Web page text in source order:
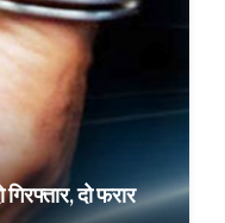
दो फरार